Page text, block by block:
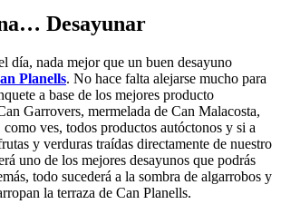
Desayunar
día, nada mejor que un buen desayuno
Planells. No hace falta alejarse mucho para
a base de los mejores producto
Garrovers, mermelada de Can Malacosta,
ves, todos productos autóctonos y si a
y verduras traídas directamente de nuestro
uno de los mejores desayunos que podrás
todo sucederá a la sombra de algarrobos y
la terraza de Can Planells.